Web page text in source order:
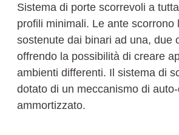
Sistema di porte scorrevoli a
profili minimali. Le ante scorrono
sostenute dai binari ad una, due
offrendo la possibilità di creare
ambienti differenti. Il sistema di
dotato di un meccanismo di
ammortizzato.